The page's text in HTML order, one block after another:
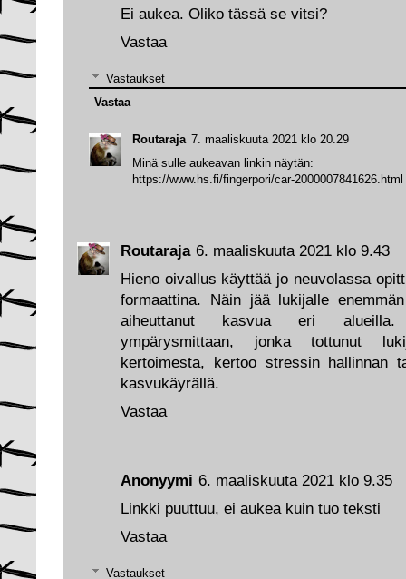
Anonyymi 6. maaliskuuta 2021 klo 9.35
Linkki puuttuu, ei aukea kuin tuo teksti
Vastaa
Vastaukset
Routaraja 6. maaliskuuta 2021 klo 9.43
Hieno oivallus käyttää jo neuvolassa
formaattina. Näin jää lukijalle
aiheuttanut kasvua eri alueilla.
ympärysmittaan, jonka tottunut
kertoimesta, kertoo stressin hallinnan
kasvukäyrällä.
Vastaa
Ei aukea. Oliko tässä se vitsi?
Vastaa
Vastaukset
Routaraja 7. maaliskuuta 2021 klo 20.29
Minä sulle aukeavan linkin näytän:
https://www.hs.fi/fingerpori/car-2000007841626.html
Vastaa